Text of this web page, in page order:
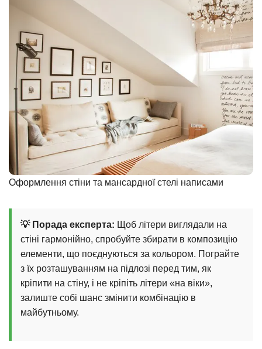
Оформлення стіни та мансардної стелі написами
💡 Порада експерта: Щоб літери виглядали на
стіні гармонійно, спробуйте збирати в композицію
елементи, що поєднуються за кольором. Пограйте
з їх розташуванням на підлозі перед тим, як
кріпити на стіну, і не кріпіть літери «на віки»,
залиште собі шанс змінити комбінацію в
майбутньому.